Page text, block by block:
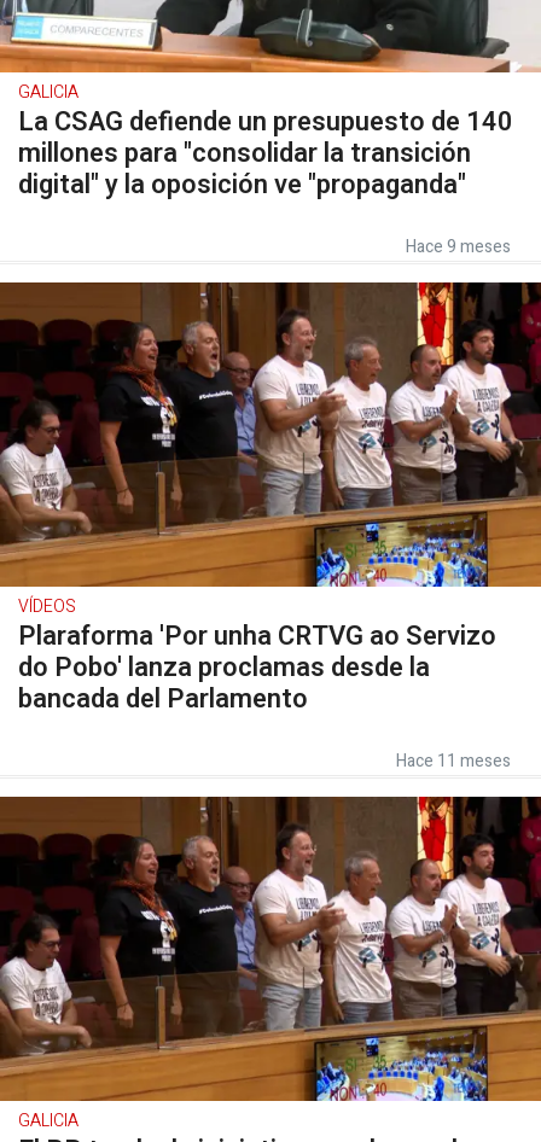
GALICIA
La CSAG defiende un presupuesto de 140
millones para "consolidar la transición
digital" y la oposición ve "propaganda"
Hace 9 meses
VÍDEOS
Plaraforma 'Por unha CRTVG ao Servizo
do Pobo' lanza proclamas desde la
bancada del Parlamento
Hace 11 meses
GALICIA